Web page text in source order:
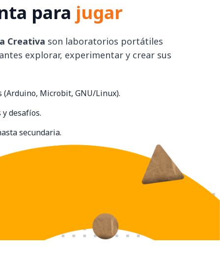
para crear
Creativa son laboratorios portátiles
explorar, experimentar y crear sus
Microbit, GNU/Linux).
desafíos.
secundaria.